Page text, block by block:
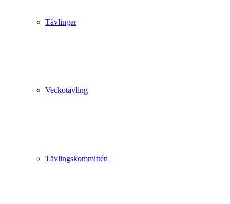
Tävlingar
Veckotävling
Tävlingskommittén